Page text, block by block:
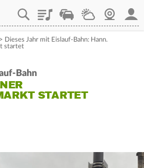
PlaylistStaupilotWetterWebcam
> Dieses Jahr mit Eislauf-Bahn: Hann.
startet
Bahn
STARTET